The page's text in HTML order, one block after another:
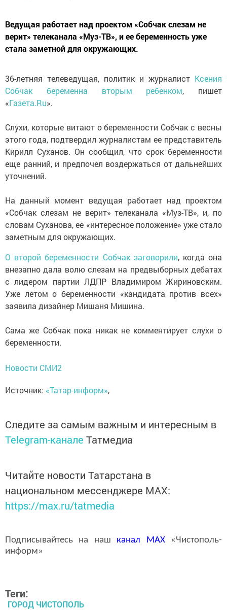
Ведущая работает над проектом «Собчак слезам не
верит» телеканала «Муз-ТВ», и ее беременность уже
стала заметной для окружающих.
36-летняя телеведущая, политик и журналист Ксения
Собчак беременна вторым ребенком, пишет
«Газета.Ru».
Слухи, которые витают о беременности Собчак с весны
этого года, подтвердил журналистам ее представитель
Кирилл Суханов. Он сообщил, что срок беременности
еще ранний, и предпочел воздержаться от дальнейших
уточнений.
На данный момент ведущая работает над проектом
«Собчак слезам не верит» телеканала «Муз-ТВ», и, по
словам Суханова, ее «интересное положение» уже стало
заметным для окружающих.
О второй беременности Собчак заговорили, когда она
внезапно дала волю слезам на предвыборных дебатах
с лидером партии ЛДПР Владимиром Жириновским.
Уже летом о беременности «кандидата против всех»
заявила дизайнер Мишаня Мишина.
Сама же Собчак пока никак не комментирует слухи о
беременности.
Новости СМИ2
Источник: «Татар-информ»,
Следите за самым важным и интересным в
Telegram-канале Татмедиа
Читайте новости Татарстана в
национальном мессенджере MАХ:
https://max.ru/tatmedia
Подписывайтесь на наш канал MAX«Чистополь-
информ»
Теги:
ГОРОД ЧИСТОПОЛЬ